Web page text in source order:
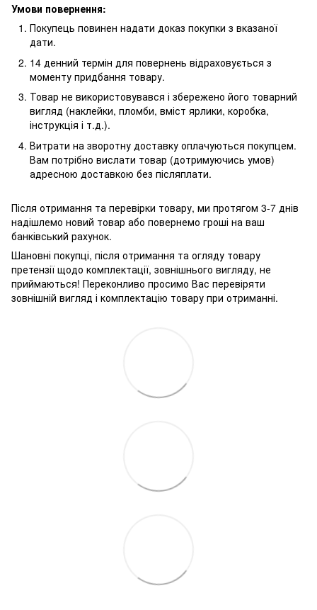
Умови повернення:
Покупець повинен надати доказ покупки з вказаної
дати.
14 денний термін для повернень відраховується з
моменту придбання товару.
Товар не використовувався і збережено його товарний
вигляд (наклейки, пломби, вміст ярлики, коробка,
інструкція і т.д.).
Витрати на зворотну доставку оплачуються покупцем.
Вам потрібно вислати товар (дотримуючись умов)
адресною доставкою без післяплати.
Після отримання та перевірки товару, ми протягом 3-7 днів
надішлемо новий товар або повернемо гроші на ваш
банківський рахунок.
Шановні покупці, після отримання та огляду товару
претензії щодо комплектації, зовнішнього вигляду, не
приймаються! Переконливо просимо Вас перевіряти
зовнішній вигляд і комплектацію товару при отриманні.